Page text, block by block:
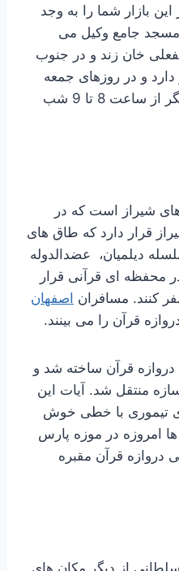
بازار شما را به وجد
مسجد جامع وکیل می
خان زند و در جنوب
و در روزهای جمعه
تعطیل است و در روزهای دیگر از ساعت 8 تا 9 شب
شیراز است که در
قرار دارد که طاق های
دیلمیان، عضدالدوله
محفظه ای قرآنی قرار
کنند. مسافران اصفهان
قرآن را می بینند.
قرآن ساخته شد و
منتقل شد. آیات این
تیموری با خطی خوش
امروزه در موزه پارس
دروازه قرآن مقبره
از دیگر مکان های